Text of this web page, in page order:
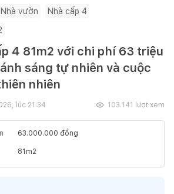
Nhà vườn
Nhà cấp 4
4 81m2 với chi phí 63 triệu
sáng tự nhiên và cuộc
nhiên
lúc 21:34 103.141 lượt xem
63.000.000 đồng
81 m2